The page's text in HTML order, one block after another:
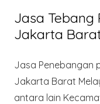
Jasa Tebang
Jakarta
Jasa Penebangan
Jakarta Barat
antara lain